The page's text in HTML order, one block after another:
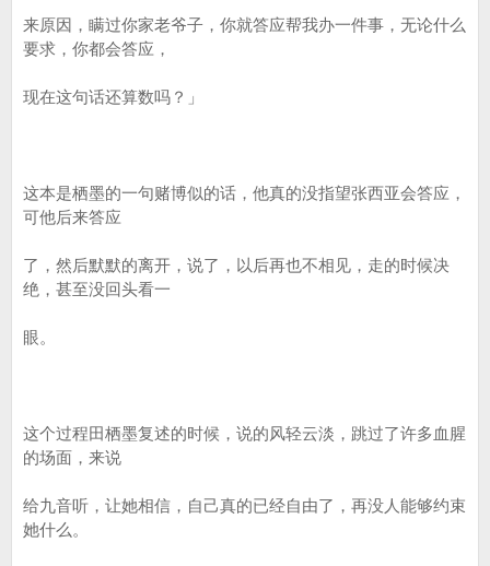
来原因，瞒过你家老爷子，你就答应帮我办一件事，无论什么
要求，你都会答应，
现在这句话还算数吗？」
这本是栖墨的一句赌博似的话，他真的没指望张西亚会答应，
可他后来答应
了，然后默默的离开，说了，以后再也不相见，走的时候决
绝，甚至没回头看一
眼。
这个过程田栖墨复述的时候，说的风轻云淡，跳过了许多血腥
的场面，来说
给九音听，让她相信，自己真的已经自由了，再没人能够约束
她什么。